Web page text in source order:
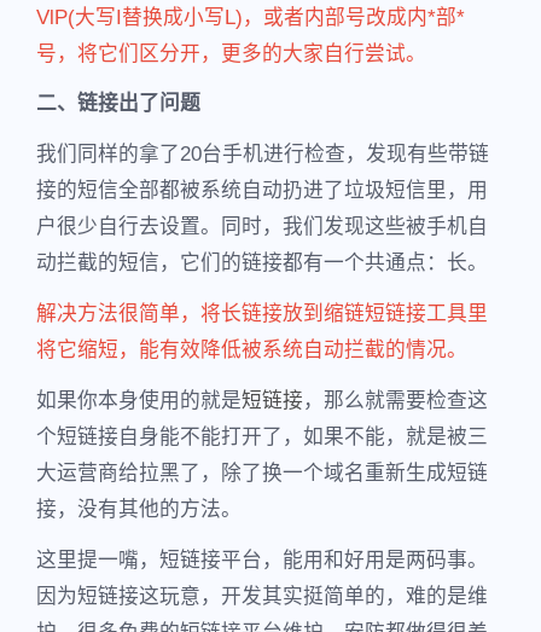
VlP(大写I替换成小写L)，或者内部号改成内*部*
号，将它们区分开，更多的大家自行尝试。
二、链接出了问题
我们同样的拿了20台手机进行检查，发现有些带链
接的短信全部都被系统自动扔进了垃圾短信里，用
户很少自行去设置。同时，我们发现这些被手机自
动拦截的短信，它们的链接都有一个共通点：长。
解决方法很简单，将长链接放到缩链短链接工具里
将它缩短，能有效降低被系统自动拦截的情况。
如果你本身使用的就是短链接 ，那么就需要检查这
个短链接自身能不能打开了，如果不能，就是被三
大运营商给拉黑了，除了换一个域名重新生成短链
接，没有其他的方法。
这里提一嘴，短链接平台，能用和好用是两码事。
因为短链接这玩意，开发其实挺简单的，难的是维